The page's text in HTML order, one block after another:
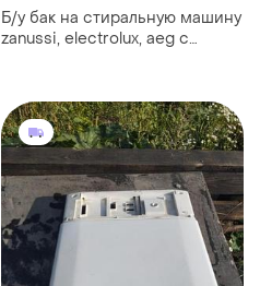
Б/у бак на стиральную машину
zanussi, electrolux, aeg с